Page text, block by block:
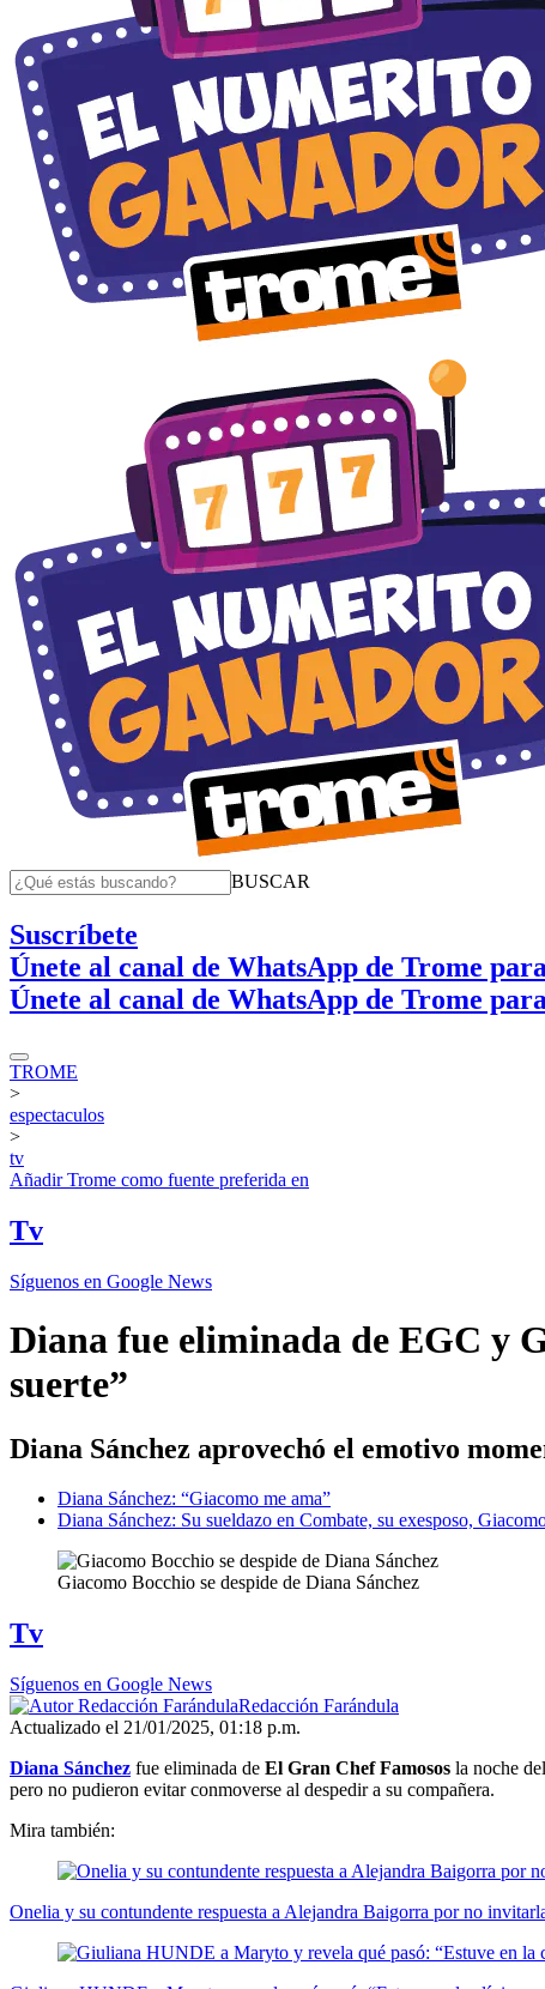
BUSCAR
Suscríbete
Únete al canal de WhatsApp de Trome
Únete al canal de WhatsApp de Trome
TROME
>
espectaculos
>
tv
AñadirTrome como fuente preferida en
Tv
Síguenos en Google News
Diana fue eliminada de EGC y
suerte”
Diana Sánchez aprovechó el emotivo
Diana Sánchez: “Giacomo me ama”
Diana Sánchez: Su sueldazo en Combate, su exesposo,
Giacomo Bocchio se despide de Diana Sánchez
Tv
Síguenos en Google News
Redacción Farándula
Actualizado el 21/01/2025, 01:18 p.m.
Diana Sánchez fue eliminada de El Gran Chef Famosos la noche
pero no pudieron evitar conmoverse al despedir a su compañera.
Mira también:
Onelia y su contundente respuesta a Alejandra Baigorra por no